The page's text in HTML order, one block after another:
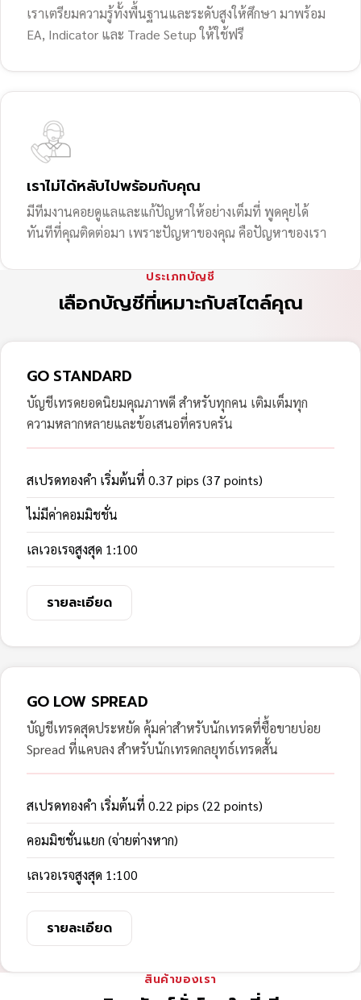
เราเตรียมความรู้ทั้งพื้นฐานและระดับสูงให้ศึกษา มาพร้อม
EA, Indicator และ Trade Setup ให้ใช้ฟรี
เราไม่ได้หลับไปพร้อมกับคุณ
มีทีมงานคอยดูแลและแก้ปัญหาให้อย่างเต็มที่ พูดคุยได้
ทันทีที่คุณติดต่อมา เพราะปัญหาของคุณ คือปัญหาของเรา
ประเภทบัญชี
เลือกบัญชีที่เหมาะกับสไตล์คุณ
GO STANDARD
บัญชีเทรดยอดนิยมคุณภาพดี สำหรับทุกคน เติมเต็มทุก
ความหลากหลายและข้อเสนอที่ครบครัน
สเปรดทองคำ เริ่มต้นที่ 0.37 pips (37 points)
ไม่มีค่าคอมมิชชั่น
เลเวอเรจสูงสุด 1:100
รายละเอียด
GO LOW SPREAD
บัญชีเทรดสุดประหยัด คุ้มค่าสำหรับนักเทรดที่ซื้อขายบ่อย
Spread ที่แคบลง สำหรับนักเทรดกลยุทธ์เทรดสั้น
สเปรดทองคำ เริ่มต้นที่ 0.22 pips (22 points)
คอมมิชชั่นแยก (จ่ายต่างหาก)
เลเวอเรจสูงสุด 1:100
รายละเอียด
สินค้าของเรา